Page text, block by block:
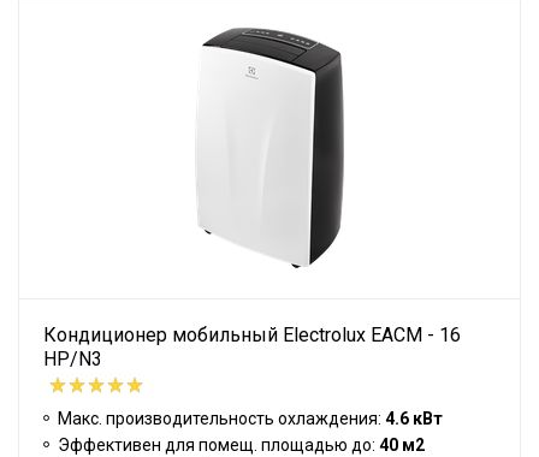
Кондиционер мобильный Electrolux EACM - 16
НP/N3
Макс. производительность охлаждения: 4.6 кВт
Эффективен для помещ. площадью до: 40 м2